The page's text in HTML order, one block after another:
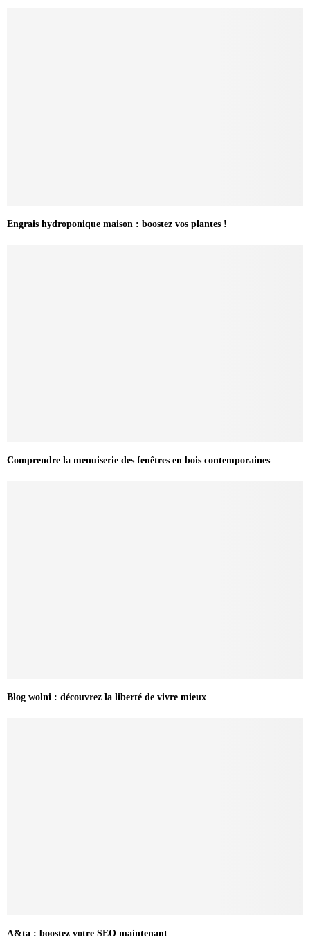
Engrais hydroponique maison : boostez vos plantes !
Comprendre la menuiserie des fenêtres en bois contemporaines
Blog wolni : découvrez la liberté de vivre mieux
A&ta : boostez votre SEO maintenant